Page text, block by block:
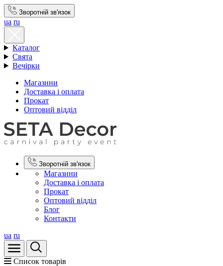
Зворотній зв'язок
ua ru
Каталог
Свята
Вечірки
Магазини
Доставка і оплата
Прокат
Оптовий відділ
Зворотній зв'язок
Магазини
Доставка і оплата
Прокат
Оптовий відділ
Блог
Контакти
ua ru
Список товарів